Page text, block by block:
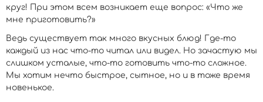
круг! При этом всем возникает еще вопрос: «Что же
мне приготовить?»
Ведь существует так много вкусных блюд! Где-то
каждый из нас что-то читал или видел. Но зачастую мы
слишком усталые, что-то готовить что-то сложное.
Мы хотим нечто быстрое, сытное, но и в тоже время
новенькое.